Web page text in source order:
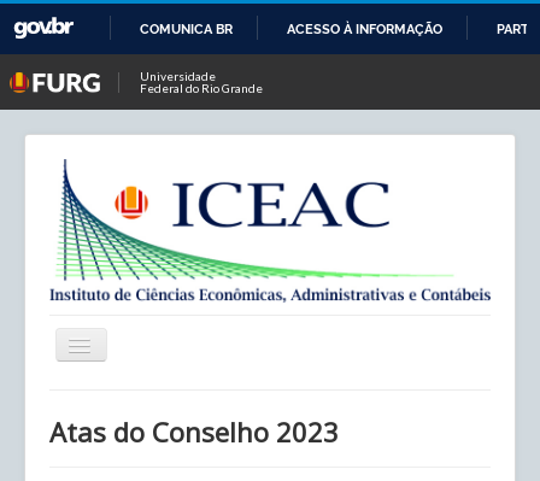
O
CONTEÚDO
COMUNICA BR ACESSO À INFORMAÇÃO
Universidade
Federal do Rio Grande
Alternar
Navegação
Atas do Conselho 2023